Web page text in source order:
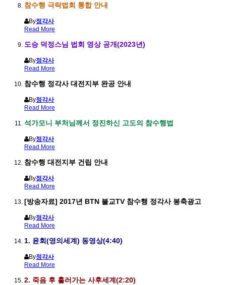
참수행 극락법회 통합 안내
By정각사
Read More
도승 덕정스님 법회 영상 공개(2023년)
By정각사
Read More
참수행 정각사 대전지부 완공 안내
By정각사
Read More
석가모니 부처님께서 정진하신 고도의 참수행법
By정각사
Read More
참수행 대전지부 건립 안내
By정각사
Read More
[방송자료] 2017년 BTN 불교TV 참수행 정각사 봉축광고
By정각사
Read More
1. 윤회(영의세계) 동영상(4:40)
By정각사
Read More
2. 죽음 후 흘러가는 사후세계(2:20)